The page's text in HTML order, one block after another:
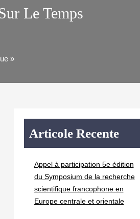
Le Temps
»
Articole Recente
Appel à participation 5e édition
du Symposium de la recherche
scientifique francophone en
Europe centrale et orientale